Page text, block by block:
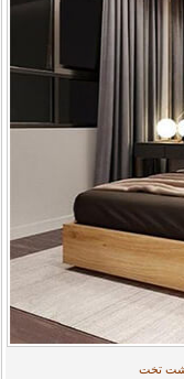
پشت تخت